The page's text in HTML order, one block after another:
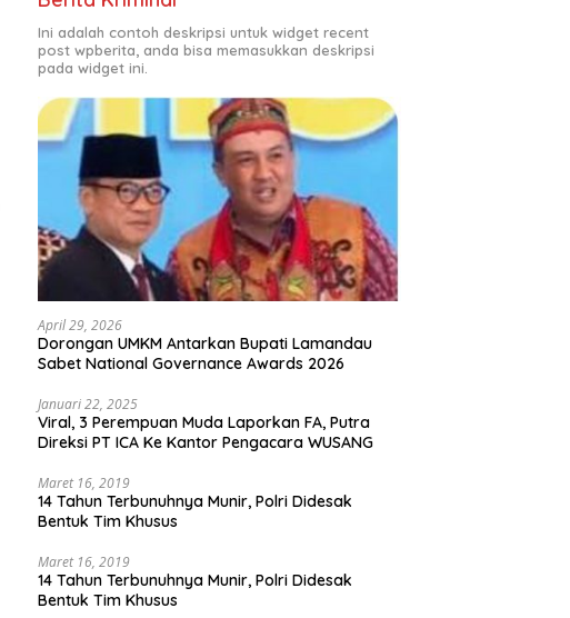
Ini adalah contoh deskripsi untuk widget recent
post wpberita, anda bisa memasukkan deskripsi
pada widget ini.
April 29, 2026
Dorongan UMKM Antarkan Bupati Lamandau
Sabet National Governance Awards 2026
Januari 22, 2025
Viral, 3 Perempuan Muda Laporkan FA, Putra
Direksi PT ICA Ke Kantor Pengacara WUSANG
Maret 16, 2019
14 Tahun Terbunuhnya Munir, Polri Didesak
Bentuk Tim Khusus
Maret 16, 2019
14 Tahun Terbunuhnya Munir, Polri Didesak
Bentuk Tim Khusus